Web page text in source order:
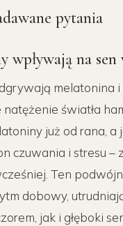
pytania
wpływają na sen
melatonina i
światła
już od rana, a
czuwania i stresu –
Ten
dobowy,
jak i głęboki